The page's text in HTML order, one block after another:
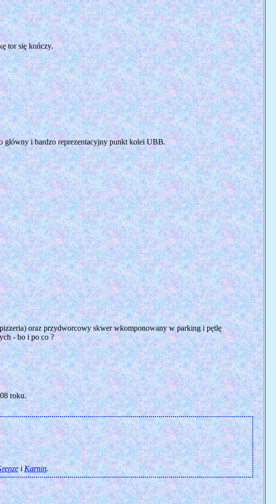
tor się kończy.
główny i bardzo reprezentacyjny punkt kolei UBB.
oraz przydworcowy skwer wkomponowany w parking i pętlę
- bo i po co ?
roku.
iKarnin.